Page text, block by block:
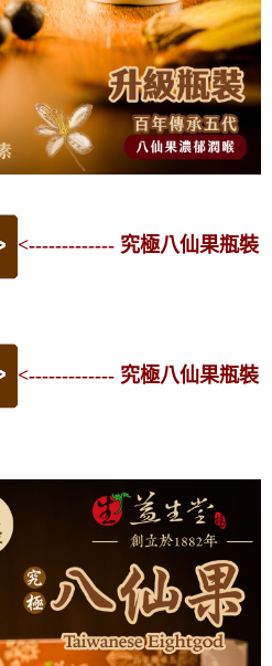
<------------- 究極八仙果瓶裝
<------------- 究極八仙果瓶裝